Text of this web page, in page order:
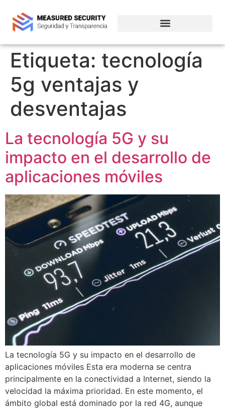
Etiqueta: tecnología
5g ventajas y
desventajas
La tecnología 5G y su
impacto en el desarrollo de
aplicaciones móviles
La tecnología 5G y su impacto en el desarrollo de
aplicaciones móviles Esta era moderna se centra
principalmente en la conectividad a Internet, siendo la
velocidad la máxima prioridad. En este momento, el
ámbito global está dominado por la red 4G, aunque